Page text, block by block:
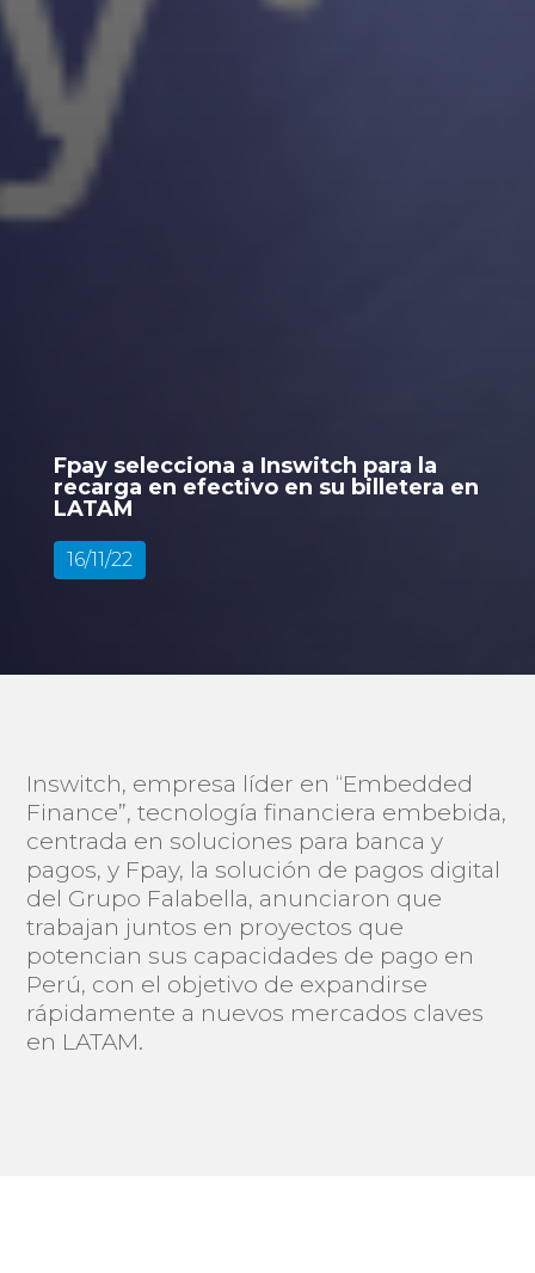
Fpay selecciona a Inswitch para la
recarga en efectivo en su billetera en
LATAM
16/11/22
Inswitch, empresa líder en “Embedded
Finance”, tecnología financiera embebida,
centrada en soluciones para banca y
pagos, y Fpay, la solución de pagos digital
del Grupo Falabella, anunciaron que
trabajan juntos en proyectos que
potencian sus capacidades de pago en
Perú, con el objetivo de expandirse
rápidamente a nuevos mercados claves
en LATAM.